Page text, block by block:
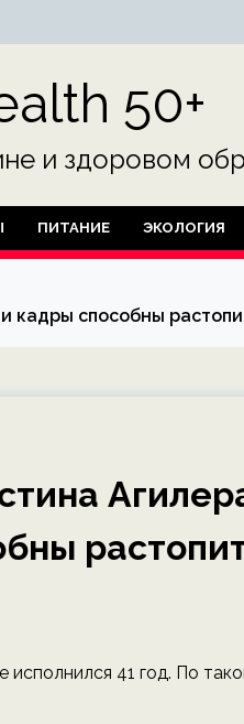
50+
и здоровом
ПИТАНИЕ ЭКОЛОГИЯ
кадры способны
исполнился 41 год. По